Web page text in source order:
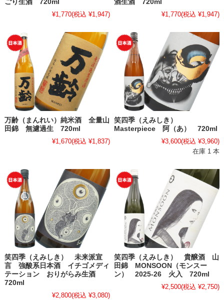
ごり生酒 720ml
¥1,770(税込 ¥1,947)
酒生酒 720ml
¥1,770(税込 ¥1,947)
万齢（まんれい）純米酒 全量山
田錦 無濾過生 720ml
¥1,670(税込 ¥1,837)
笑四季（えみしき）
Masterpiece 阿（あ） 720ml
¥3,600(税込 ¥3,960)
在庫 1 本
笑四季（えみしき） 未来派宣
言 強酸系日本酒 イチゴメディ
テーション おりがらみ生酒
720ml
¥2,800(税込 ¥3,080)
笑四季（えみしき） 貴醸酒 山
田錦 MONSOON（モンスー
ン） 2025-26 火入 720ml
¥2,500(税込 ¥2,750)